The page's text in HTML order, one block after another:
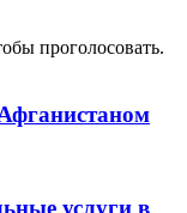
проголосовать.
услуги в